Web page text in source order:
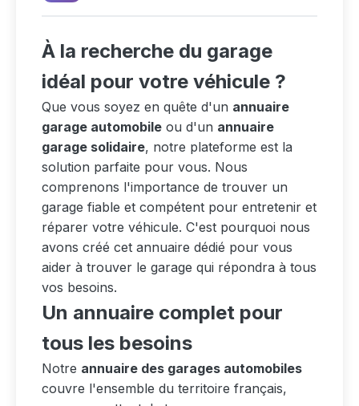
À la recherche du garage
idéal pour votre véhicule ?
Que vous soyez en quête d'un annuaire
garage automobile ou d'un annuaire
garage solidaire, notre plateforme est la
solution parfaite pour vous. Nous
comprenons l'importance de trouver un
garage fiable et compétent pour entretenir et
réparer votre véhicule. C'est pourquoi nous
avons créé cet annuaire dédié pour vous
aider à trouver le garage qui répondra à tous
vos besoins.
Un annuaire complet pour
tous les besoins
Notre annuaire des garages automobiles
couvre l'ensemble du territoire français,